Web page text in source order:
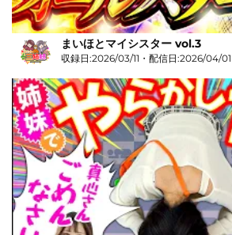
まいほとマイシスター vol.3
収録日:2026/03/11・配信日:2026/04/01